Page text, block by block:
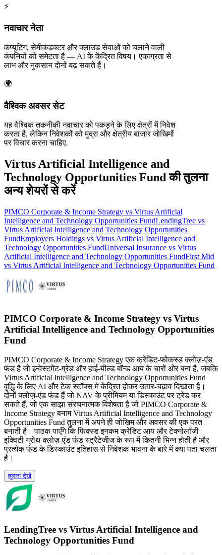
⚡
नवाचार नेता
कंप्यूटिंग, सेमीकंडक्टर और क्लाउड सेवाओं को चलाने वाली
कंपनियों को समेटता है — AI के केंद्रित विषय। एकाग्रता से
लाभ और नुकसान दोनों बढ़ सकते हैं।
🌍
वैश्विक अवसर सेट
यह वैश्विक तकनीकी नवाचार को पकड़ने के लिए क्षेत्रों में निवेश
करता है, लेकिन निवेशकों को मुद्रा और क्षेत्रीय बाजार जोखिमों
पर विचार करना चाहिए.
Virtus Artificial Intelligence and
Technology Opportunities Fund की तुलना
अन्य शेयरों से करें
PIMCO Corporate & Income Strategy vs Virtus Artificial
Intelligence and Technology Opportunities FundLendingTree vs
Virtus Artificial Intelligence and Technology Opportunities
FundEmployers Holdings vs Virtus Artificial Intelligence and
Technology Opportunities FundUniversal Insurance vs Virtus
Artificial Intelligence and Technology Opportunities FundFirst Mid
vs Virtus Artificial Intelligence and Technology Opportunities Fund
PIMCO Corporate & Income Strategy vs Virtus
Artificial Intelligence and Technology Opportunities
Fund
PIMCO Corporate & Income Strategy एक क्रेडिट-फोकस्ड क्लोज़-एंड
फंड है जो इन्वेस्टमेंट-ग्रेड और हाई-यील्ड बॉन्ड आय के चारों ओर बना है, जबकि
Virtus Artificial Intelligence and Technology Opportunities Fund
वृद्धि के लिए AI और टेक स्टॉक्स में केंद्रित होकर उतार-चढ़ाव दिखाता है।
दोनों क्लोज़-एंड फंड हैं जो NAV के प्रीमियम या डिस्काउंट पर ट्रेड कर
सकते हैं, जो एक साझा संरचनात्मक विशेषता है जो PIMCO Corporate &
Income Strategy बनाम Virtus Artificial Intelligence and Technology
Opportunities Fund तुलना में अपने ही जोखिम और अवसर की एक परत
बनाती है। पाठक पाएँगे कि फिक्स्ड इनकम क्रेडिट आय और टेक्नोलॉजी
इक्विटी ग्रोथ क्लोज़-एंड फंड स्ट्रैटेजीज के रूप में कितनी भिन्न होती है और
प्रत्येक फंड के डिस्काउंट इतिहास से निवेशक भावना के बारे में क्या पता चलता
है।
तुलना देखें
LendingTree vs Virtus Artificial Intelligence and
Technology Opportunities Fund